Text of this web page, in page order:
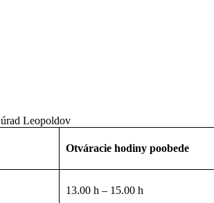
Leopoldov
Otváracie hodiny poobede
13.00 h – 15.00 h